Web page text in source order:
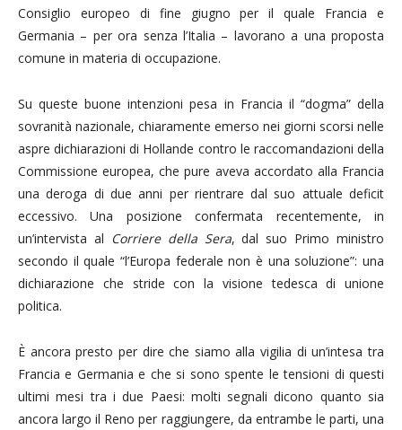
Consiglio europeo di fine giugno per il quale Francia e
Germania – per ora senza l’Italia – lavorano a una proposta
comune in materia di occupazione.
Su queste buone intenzioni pesa in Francia il “dogma” della
sovranità nazionale, chiaramente emerso nei giorni scorsi nelle
aspre dichiarazioni di Hollande contro le raccomandazioni della
Commissione europea, che pure aveva accordato alla Francia
una deroga di due anni per rientrare dal suo attuale deficit
eccessivo. Una posizione confermata recentemente, in
un’intervista al Corriere della Sera, dal suo Primo ministro
secondo il quale “l’Europa federale non è una soluzione”: una
dichiarazione che stride con la visione tedesca di unione
politica.
È ancora presto per dire che siamo alla vigilia di un’intesa tra
Francia e Germania e che si sono spente le tensioni di questi
ultimi mesi tra i due Paesi: molti segnali dicono quanto sia
ancora largo il Reno per raggiungere, da entrambe le parti, una